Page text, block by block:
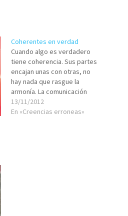
Coherentes en verdad
Cuando algo es verdadero
tiene coherencia. Sus partes
encajan unas con otras, no
hay nada que rasgue la
armonía. La comunicación
fluye, porque hay conexión.
Cada elemento, incluso los
13/11/2012
En «Creencias erroneas»